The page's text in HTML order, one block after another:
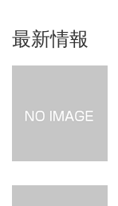
最新情報